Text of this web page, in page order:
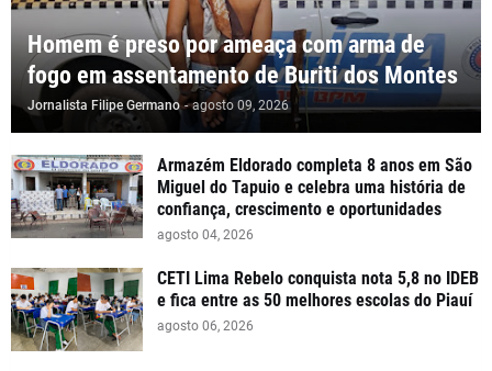
Homem é preso por ameaça com arma de
fogo em assentamento de Buriti dos Montes
Jornalista Filipe Germano - agosto 09, 2026
Armazém Eldorado completa 8 anos em São
Miguel do Tapuio e celebra uma história de
confiança, crescimento e oportunidades
agosto 04, 2026
CETI Lima Rebelo conquista nota 5,8 no IDEB
e fica entre as 50 melhores escolas do Piauí
agosto 06, 2026